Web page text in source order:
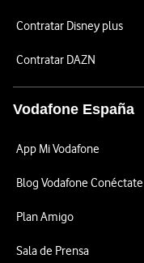
Contratar Disney plus
Contratar DAZN
Vodafone España
App Mi Vodafone
Blog Vodafone Conéctate
Plan Amigo
Sala de Prensa